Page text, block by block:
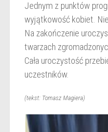
Jednym z punktów
wyjątkowość kobiet.
Na zakończenie
twarzach
Cała uroczystość
uczestników.
(tekst: Tomasz Magiera)